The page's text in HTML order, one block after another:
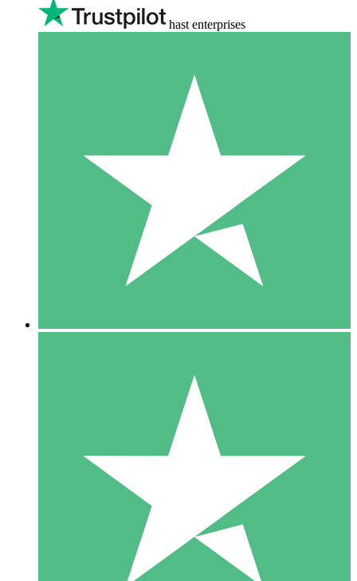
hast enterprises